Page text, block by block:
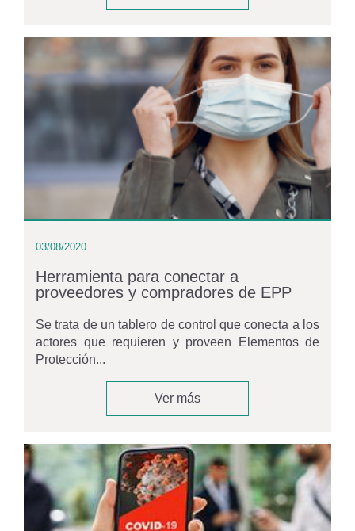
03/08/2020
Herramienta para conectar a
proveedores y compradores de EPP
Se trata de un tablero de control que conecta a los
actores que requieren y proveen Elementos de
Protección...
Ver más